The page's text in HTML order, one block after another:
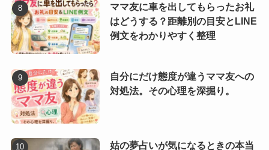
ママ友に車を出してもらったお礼
はどうする？距離別の目安とLINE
例文をわかりやすく整理
自分にだけ態度が違うママ友への
対処法。その心理を深掘り。
姑の夢占いが気になるときの本当